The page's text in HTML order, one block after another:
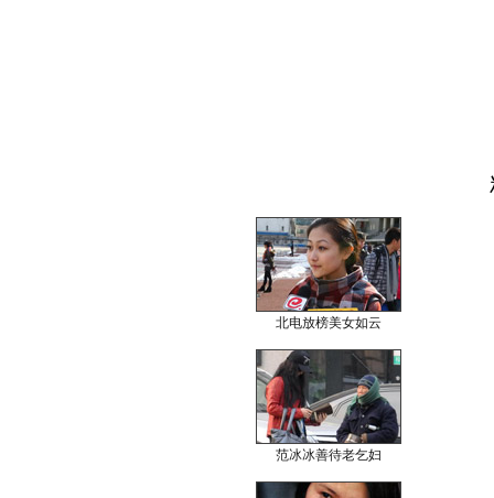
北电放榜美女如云
范冰冰善待老乞妇